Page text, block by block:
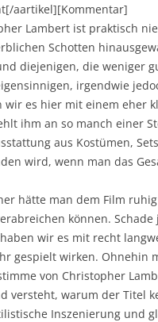
aartikel][Kommentar]
Lambert ist praktisch
Schotten
diejenigen, die weniger
irgendwie
wir es hier mit einem eher
ihm an so manch einer
aus Kostümen,
wird, wenn man das
hätte man dem Film
können.
wir es mit recht
gespielt wirken. Ohnehin
von Christopher
versteht, warum der Titel
Inszenierung und